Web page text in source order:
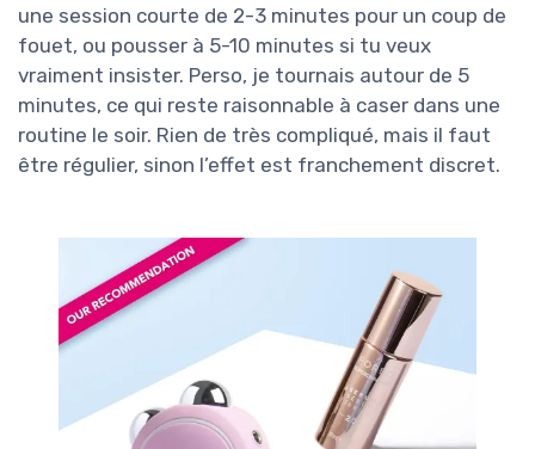
une session courte de 2-3 minutes pour un coup de
fouet, ou pousser à 5-10 minutes si tu veux
vraiment insister. Perso, je tournais autour de 5
minutes, ce qui reste raisonnable à caser dans une
routine le soir. Rien de très compliqué, mais il faut
être régulier, sinon l’effet est franchement discret.